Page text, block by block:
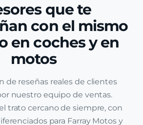
que te
con el mismo
en coches y en
motos
de reseñas reales de clientes
nuestro equipo de ventas.
trato cercano de siempre, con
para Farray Motos y